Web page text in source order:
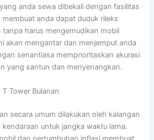
anda sewa dibekali dengan fasilitas
anda dapat duduk rileks
tanpa harus mengemudikan mobil
akan mengantar dan menjemput anda
senantiasa memprioritaskan akurasi
yang santun dan menyenangkan.
Tower Bulanan
secara umum dilakukan oleh kalangan
untuk jangka waktu lama.